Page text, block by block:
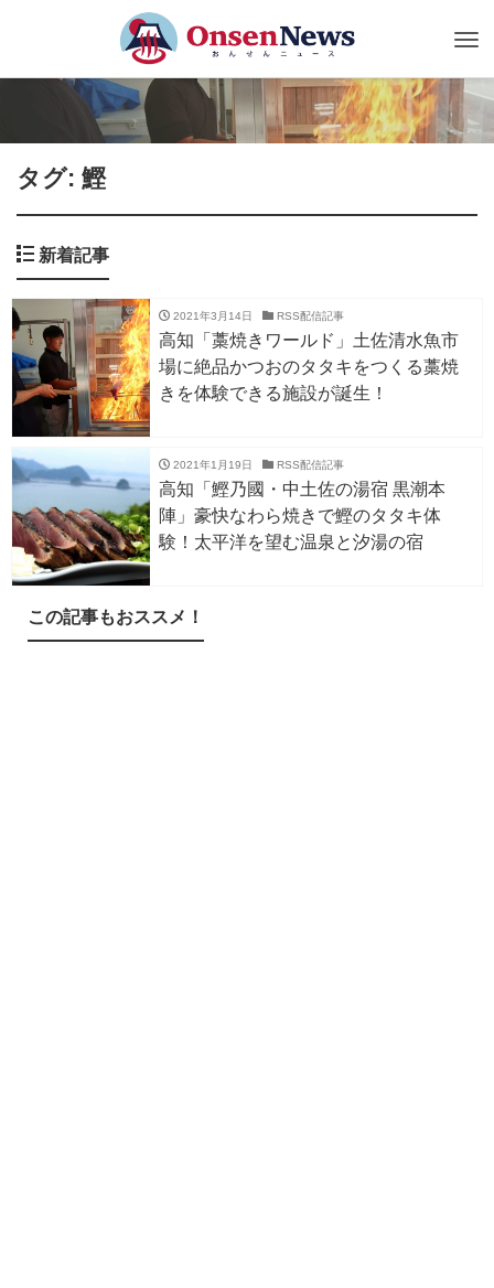
タグ: 鰹
新着記事
2021年3月14日 RSS配信記事
高知「藁焼きワールド」土佐清水魚市
場に絶品かつおのタタキをつくる藁焼
きを体験できる施設が誕生！
2021年1月19日 RSS配信記事
高知「鰹乃國・中土佐の湯宿 黒潮本
陣」豪快なわら焼きで鰹のタタキ体
験！太平洋を望む温泉と汐湯の宿
この記事もおススメ！